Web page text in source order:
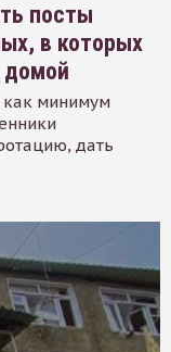
посты
в которых
домой
как минимум
дать